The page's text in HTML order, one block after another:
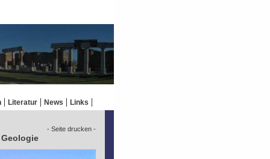
Literatur News Links
- Seite drucken -